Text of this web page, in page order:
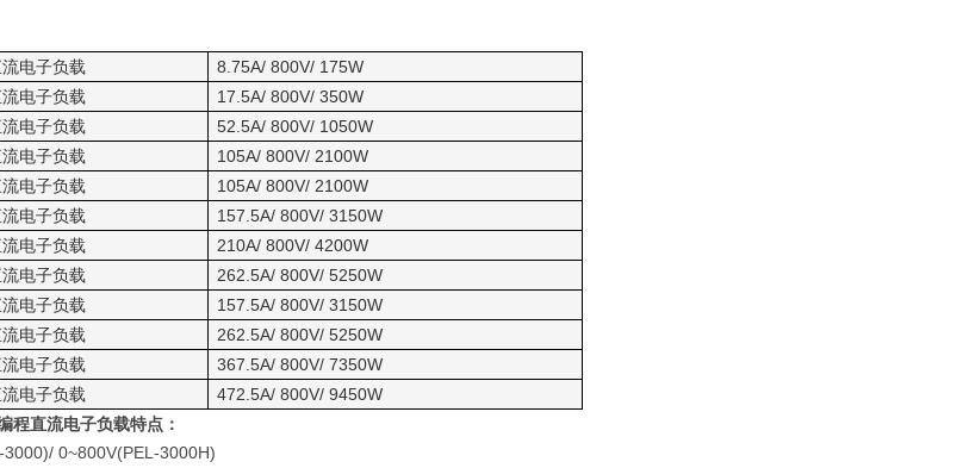
电子负载
8.75A/ 800V/ 175W
电子负载
17.5A/ 800V/ 350W
电子负载
52.5A/ 800V/ 1050W
电子负载
105A/ 800V/ 2100W
电子负载
105A/ 800V/ 2100W
电子负载
157.5A/ 800V/ 3150W
电子负载
210A/ 800V/ 4200W
电子负载
262.5A/ 800V/ 5250W
电子负载
157.5A/ 800V/ 3150W
电子负载
262.5A/ 800V/ 5250W
电子负载
367.5A/ 800V/ 7350W
电子负载
472.5A/ 800V/ 9450W
程直流电子负载特点：
0~800V(PEL-3000H)